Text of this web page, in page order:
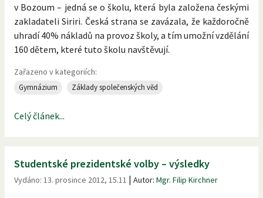
v Bozoum – jedná se o školu, která byla založena českými
zakladateli Siriri. Česká strana se zavázala, že každoročně
uhradí 40% nákladů na provoz školy, a tím umožní vzdělání
160 dětem, které tuto školu navštěvují.
Zařazeno v kategoriích:
Gymnázium Základy společenských věd
Celý článek...
Studentské prezidentské volby – výsledky
Vydáno: 13. prosince 2012, 15.11 | Autor: Mgr. Filip Kirchner